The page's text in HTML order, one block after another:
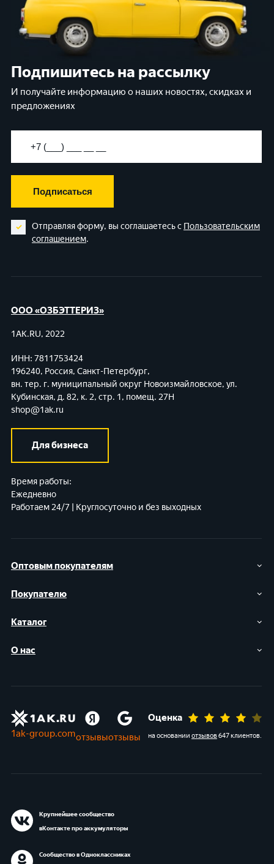
Подпишитесь на рассылку
И получайте информацию о наших новостях, скидках и
предложениях
Подписаться
Отправляя форму, вы соглашаетесь с Пользовательским
соглашением.
Оптовым покупателям
Покупателю
Каталог
О нас
ООО «ОЗБЭТТЕРИЗ»
1AK.RU, 2022
ИНН: 7811753424
196240, Россия, Санкт-Петербург,
вн. тер. г. муниципальный округ Новоизмайловское, ул.
Кубинская, д. 82, к. 2, стр. 1, помещ. 27Н
shop@1ak.ru
Для бизнеса
Время работы:
Ежедневно
Работаем 24/7 | Круглосуточно и без выходных
1ak-group.comотзывыотзывы
Оценка
на основании отзывов647 клиентов.
Крупнейшее сообщество
вКонтакте про аккумуляторы
Сообщество в Одноклассниках